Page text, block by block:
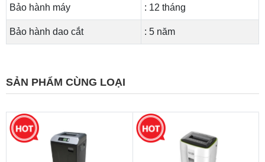
Bảo hành máy : 12 tháng
Bảo hành dao cắt : 5 năm
SẢN PHẨM CÙNG LOẠI